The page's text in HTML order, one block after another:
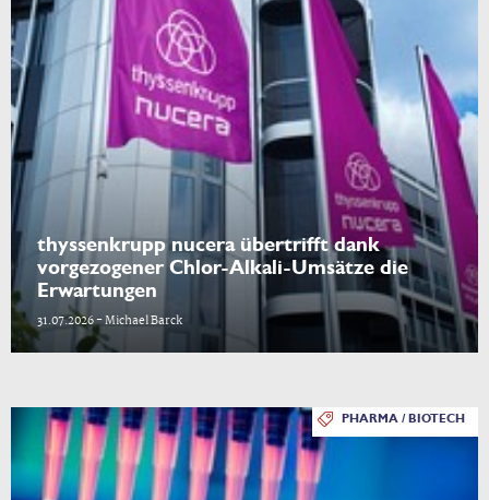
thyssenkrupp nucera übertrifft dank
vorgezogener Chlor-Alkali-Umsätze die
Erwartungen
31.07.2026 - Michael Barck
PHARMA / BIOTECH